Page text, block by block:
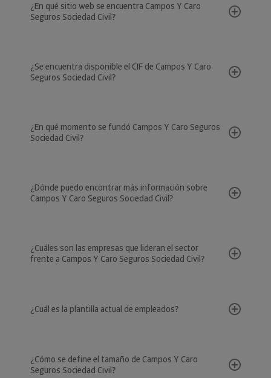
¿En qué sitio web se encuentra Campos Y Caro
Seguros Sociedad Civil?
¿Se encuentra disponible el CIF de Campos Y Caro
Seguros Sociedad Civil?
¿En qué momento se fundó Campos Y Caro Seguros
Sociedad Civil?
¿Dónde puedo encontrar más información sobre
Campos Y Caro Seguros Sociedad Civil?
¿Cuáles son las empresas que lideran el sector
frente a Campos Y Caro Seguros Sociedad Civil?
¿Cuál es la plantilla actual de empleados?
¿Cómo se define el tamaño de Campos Y Caro
Seguros Sociedad Civil?